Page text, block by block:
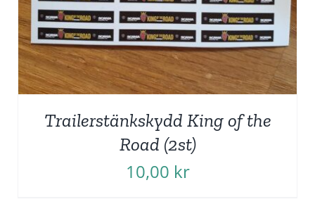
Trailerstänkskydd King of the
Road (2st)
10,00 kr